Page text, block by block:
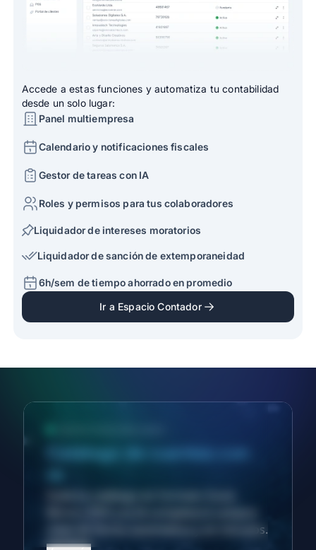
Accede a estas funciones y automatiza tu contabilidad
desde un solo lugar:
Panel multiempresa
Calendario y notificaciones fiscales
Gestor de tareas con IA
Roles y permisos para tus colaboradores
Liquidador de intereses moratorios
Liquidador de sanción de extemporaneidad
6h/sem de tiempo ahorrado en promedio
Ir a Espacio Contador
Catálogo de cuentas con
clave de forma automática y en minutos.